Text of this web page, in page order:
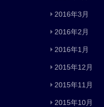
2016年3月
2016年2月
2016年1月
2015年12月
2015年11月
2015年10月